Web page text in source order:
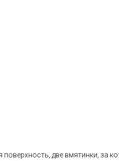
поверхность, две вмятинки, за